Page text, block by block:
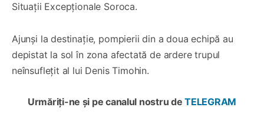
Situații Excepționale Soroca.
Ajunși la destinație, pompierii din a doua echipă au
depistat la sol în zona afectată de ardere trupul
neînsuflețit al lui Denis Timohin.
Urmăriți-ne și pe canalul nostru deTELEGRAM